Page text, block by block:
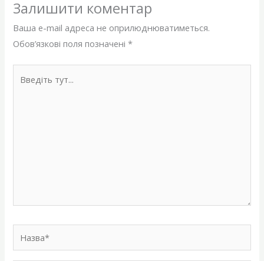
Залишити коментар
Ваша e-mail адреса не оприлюднюватиметься.
Обов’язкові поля позначені*